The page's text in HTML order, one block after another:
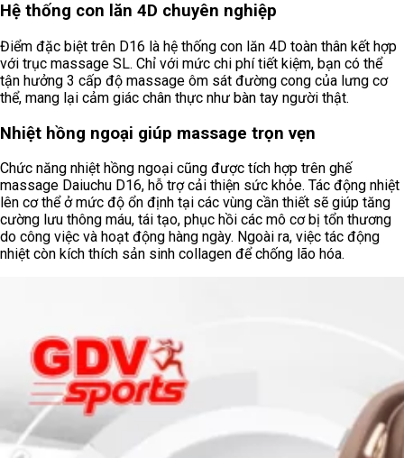
Hệ thống con lăn 4D chuyên nghiệp
Điểm đặc biệt trên D16 là hệ thống con lăn 4D toàn thân kết hợp
với trục massage SL. Chỉ với mức chi phí tiết kiệm, bạn có thể
tận hưởng 3 cấp độ massage ôm sát đường cong của lưng cơ
thể, mang lại cảm giác chân thực như bàn tay người thật.
Nhiệt hồng ngoại giúp massage trọn vẹn
Chức năng nhiệt hồng ngoại cũng được tích hợp trên ghế
massage Daiuchu D16, hỗ trợ cải thiện sức khỏe. Tác động nhiệt
lên cơ thể ở mức độ ổn định tại các vùng cần thiết sẽ giúp tăng
cường lưu thông máu, tái tạo, phục hồi các mô cơ bị tổn thương
do công việc và hoạt động hàng ngày. Ngoài ra, việc tác động
nhiệt còn kích thích sản sinh collagen để chống lão hóa.